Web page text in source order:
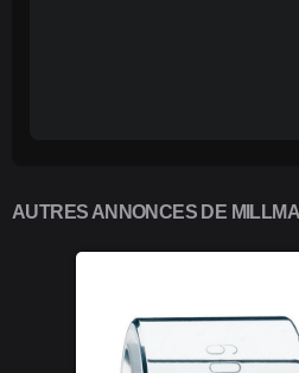
AUTRES ANNONCES DE